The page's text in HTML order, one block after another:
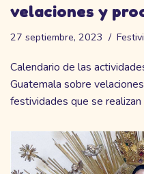
velaciones y
27 septiembre, 2023
Calendario de las
Guatemala sobre
festividades que se realizan